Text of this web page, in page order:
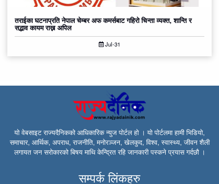
तराईका घटनाप्रति नेपाल चेम्बर अफ कमर्सबाट गहिरो चिन्ता व्यक्त, शान्ति र
सद्भाव कायम राख्न अपिल
Jul-31
यो वेबसाइट राज्यदैनिकको आधिकारिक न्युज पोर्टल हो । यो पोर्टलमा हामी भिडियो,
समाचार, आर्थिक, अपराध, राजनीति, मनोरञ्जन, खेलकुद, विश्व, स्वास्थ्य, जीवन शैली
लगायत जन सरोकारको बिषय माथि केन्द्रित रहि जानकारी पस्कने प्रयास गर्दछौ ।
सम्पर्क लिंकहरु